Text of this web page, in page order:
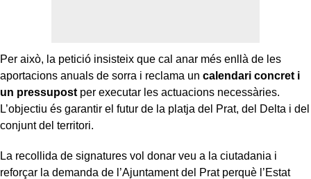
Per això, la petició insisteix que cal anar més enllà de les
aportacions anuals de sorra i reclama un calendari concret i
un pressupost per executar les actuacions necessàries.
L’objectiu és garantir el futur de la platja del Prat, del Delta i del
conjunt del territori.
La recollida de signatures vol donar veu a la ciutadania i
reforçar la demanda de l’Ajuntament del Prat perquè l’Estat